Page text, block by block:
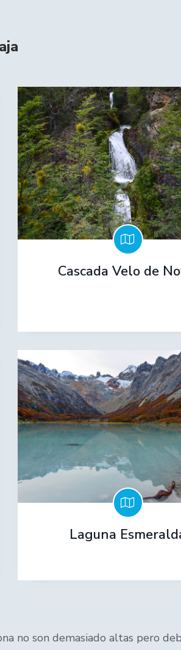
Cascada Velo de
Laguna
no son demasiado altas pero